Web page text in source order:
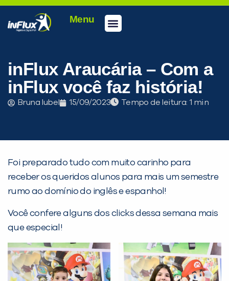
Menu
inFlux Araucária – Com a
inFlux você faz história!
Bruna Iubel 15/09/2023 Tempo de leitura:
Foi preparado tudo com muito carinho para
receber os queridos alunos para mais um semestre
rumo ao domínio do inglês e espanhol!
Você confere alguns dos clicks dessa semana mais
que especial!